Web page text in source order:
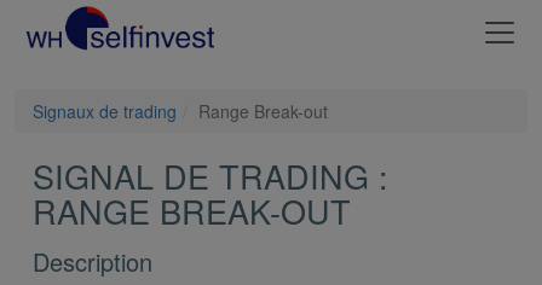
Signaux de trading Range Break-out
SIGNAL DE TRADING :
RANGE BREAK-OUT
Description